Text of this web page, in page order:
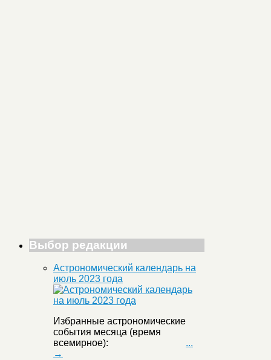
Выбор редакции
Астрономический календарь на
июль 2023 года
Избранные астрономические
события месяца (время
всемирное): ...
→